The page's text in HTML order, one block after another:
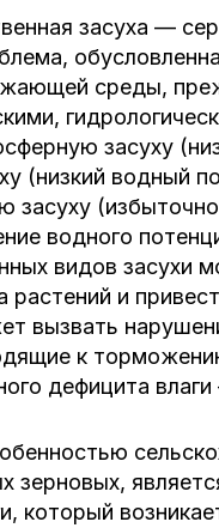
засуха —
среды,
засуху
(низкий водный
засуху
водного
видов засухи
растений и
вызвать
к
дефицита
зерновых,
который